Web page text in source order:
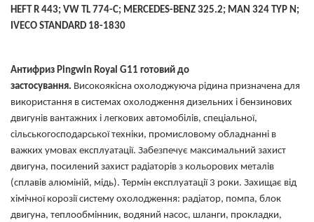
HEFT R 443; VW TL 774-C; MERCEDES-BENZ 325.2; MAN 324 TYP N;
IVECO STANDARD 18-1830
Антифриз Pingwin Royal G11 готовий до
застосування. Високоякісна охолоджуюча рідина призначена для
використання в системах охолодження дизельних і бензинових
двигунів вантажних і легкових автомобілів, спеціальної,
сільськогосподарської техніки, промисловому обладнанні в
важких умовах експлуатації. Забезпечує максимальний захист
двигуна, посилений захист радіаторів з кольорових металів
(сплавів алюміній, мідь). Термін експлуатації 3 роки. Захищає від
хімічної корозії систему охолодження: радіатор, помпа, блок
двигуна, теплообмінник, водяний насос, шланги, прокладки,